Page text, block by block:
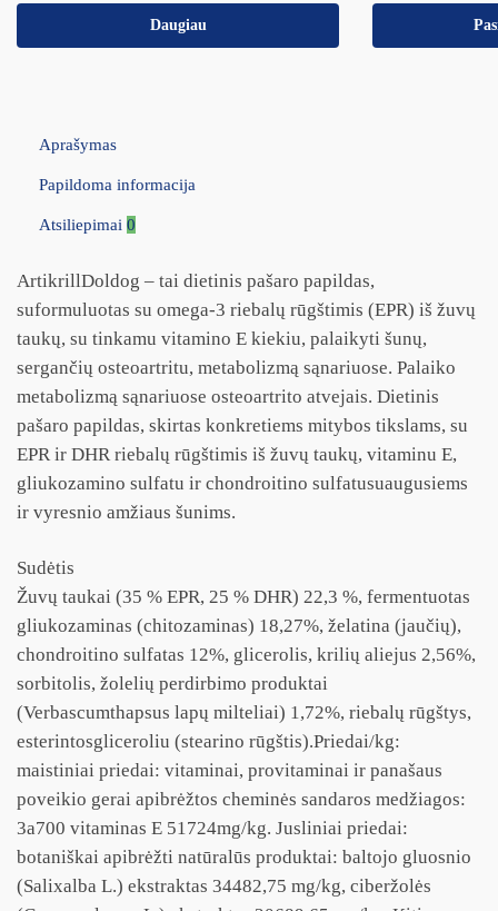
Daugiau
Aprašymas
Papildoma informacija
Atsiliepimai 0
ArtikrillDoldog – tai dietinis pašaro papildas,
suformuluotas su omega-3 riebalų rūgštimis (EPR) iš žuvų
taukų, su tinkamu vitamino E kiekiu, palaikyti šunų,
sergančių osteoartritu, metabolizmą sąnariuose. Palaiko
metabolizmą sąnariuose osteoartrito atvejais. Dietinis
pašaro papildas, skirtas konkretiems mitybos tikslams, su
EPR ir DHR riebalų rūgštimis iš žuvų taukų, vitaminu E,
gliukozamino sulfatu ir chondroitino sulfatusuaugusiems
ir vyresnio amžiaus šunims.
Sudėtis
Žuvų taukai (35 % EPR, 25 % DHR) 22,3 %, fermentuotas
gliukozaminas (chitozaminas) 18,27%, želatina (jaučių),
chondroitino sulfatas 12%, glicerolis, krilių aliejus 2,56%,
sorbitolis, žolelių perdirbimo produktai
(Verbascumthapsus lapų milteliai) 1,72%, riebalų rūgštys,
esterintosgliceroliu (stearino rūgštis).Priedai/kg:
maistiniai priedai: vitaminai, provitaminai ir panašaus
poveikio gerai apibrėžtos cheminės sandaros medžiagos:
3a700 vitaminas E 51724mg/kg. Jusliniai priedai:
botaniškai apibrėžti natūralūs produktai: baltojo gluosnio
(Salixalba L.) ekstraktas 34482,75 mg/kg, ciberžolės